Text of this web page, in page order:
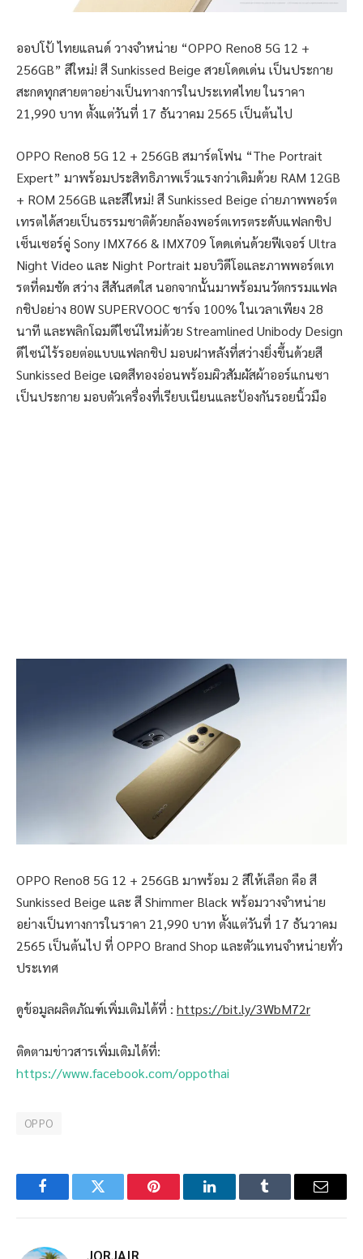
ออปโป้ ไทยแลนด์ วางจำหน่าย “OPPO Reno8 5G 12 +
256GB” สีใหม่! สี Sunkissed Beige สวยโดดเด่น เป็นประกาย
สะกดทุกสายตาอย่างเป็นทางการในประเทศไทย ในราคา
21,990 บาท ตั้งแต่วันที่ 17 ธันวาคม 2565 เป็นต้นไป
OPPO Reno8 5G 12 + 256GB สมาร์ตโฟน “The Portrait
Expert” มาพร้อมประสิทธิภาพเร็วแรงกว่าเดิมด้วย RAM 12GB
+ ROM 256GB และสีใหม่! สี Sunkissed Beige ถ่ายภาพพอร์ต
เทรตได้สวยเป็นธรรมชาติด้วยกล้องพอร์ตเทรตระดับแฟลกชิป
เซ็นเซอร์คู่ Sony IMX766 & IMX709 โดดเด่นด้วยฟีเจอร์ Ultra
Night Video และ Night Portrait มอบวิดีโอและภาพพอร์ตเท
รตที่คมชัด สว่าง สีสันสดใส นอกจากนั้นมาพร้อมนวัตกรรมแฟล
กชิปอย่าง 80W SUPERVOOC ชาร์จ 100% ในเวลาเพียง 28
นาที และพลิกโฉมดีไซน์ใหม่ด้วย Streamlined Unibody Design
ดีไซน์ไร้รอยต่อแบบแฟลกชิป มอบฝาหลังที่สว่างยิ่งขึ้นด้วยสี
Sunkissed Beige เฉดสีทองอ่อนพร้อมผิวสัมผัสผ้าออร์แกนซา
เป็นประกาย มอบตัวเครื่องที่เรียบเนียนและป้องกันรอยนิ้วมือ
OPPO Reno8 5G 12 + 256GB มาพร้อม 2 สีให้เลือก คือ สี
Sunkissed Beige และ สี Shimmer Black พร้อมวางจำหน่าย
อย่างเป็นทางการในราคา 21,990 บาท ตั้งแต่วันที่ 17 ธันวาคม
2565 เป็นต้นไป ที่ OPPO Brand Shop และตัวแทนจำหน่ายทั่ว
ประเทศ
ดูข้อมูลผลิตภัณฑ์เพิ่มเติมได้ที่ : https://bit.ly/3WbM72r
ติดตามข่าวสารเพิ่มเติมได้ที่:
https://www.facebook.com/oppothai
OPPO
FacebookTwitter Pinterest LinkedInTumblr Email
JORJAIR